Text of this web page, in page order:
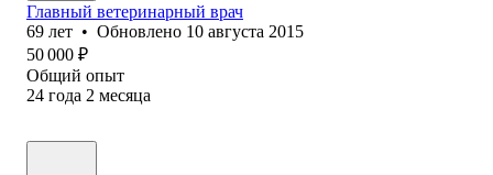
Главный ветеринарный врач
69 лет • Обновлено 10 августа 2015
50 000 ₽
Общий опыт
24 года 2 месяца